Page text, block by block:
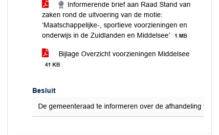
Informerende brief aan Raad Stand van
zaken rond de uitvoering van de motie:
‘Maatschappelijke-, sportieve voorzieningen en
onderwijs in de Zuidlanden en Middelsee’
1 MB
Bijlage Overzicht voorzieningen Middelsee
41 KB
Besluit
De gemeenteraad te informeren over de afhandeling van